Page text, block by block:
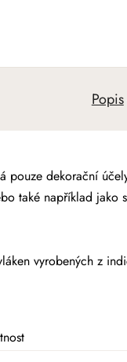
Popis
pouze dekorační
také například jako
vyrobených z